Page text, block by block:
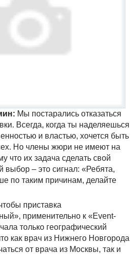
Мы постарались отказаться
Всегда, когда ты наделяешься
и властью, хочется быть
Но члены жюри не имеют на
что их задача сделать свой
выбор – это сигнал: «Ребята,
по таким причинам, делайте
приставка
применительно к «Event-
только географический
как врач из Нижнего Новгорода
от врача из Москвы, так и